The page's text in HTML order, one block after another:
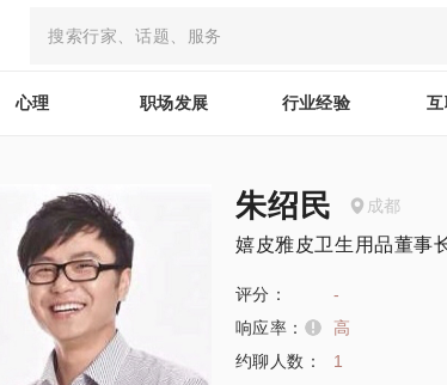
心理 职场发展 行业经验 互
朱绍民 成都
嬉皮雅皮卫生用品董事
评分：
-
响应率：
高
约聊人数：
1